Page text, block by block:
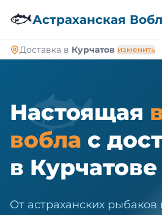
🐟Астраханская
Доставка в Курчатов изменить
🐟
Настоящая
вобла с
в Курчатове
От астраханских